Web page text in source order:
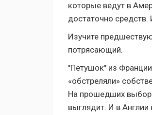
которые ведут в
достаточно
Изучите
потрясающий.
"Петушок" из Франции
«обстреляли»
На прошедших
выглядит. И в Англии